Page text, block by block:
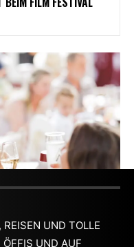
UND TOLLE
ÖFFIS UND AUF